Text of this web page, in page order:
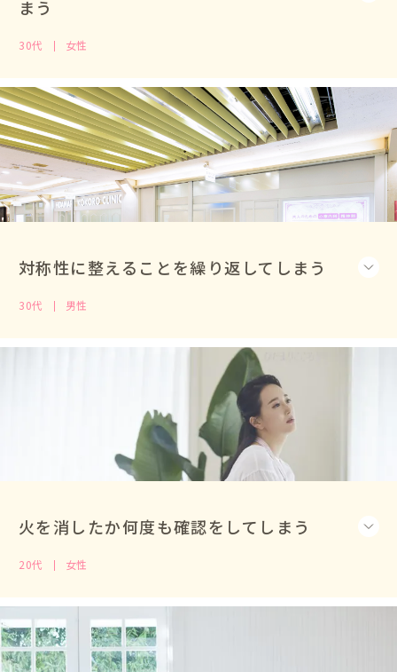
まう
30代 女性
対称性に整えることを繰り返してしまう
30代 男性
火を消したか何度も確認をしてしまう
20代 女性